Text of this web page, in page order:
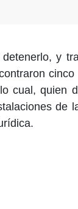
y
cual, quien
de